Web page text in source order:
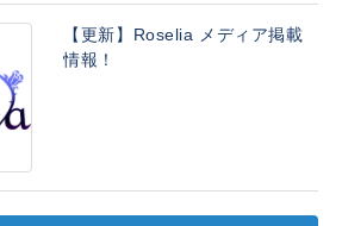
【更新】Roselia メディア掲載
情報！